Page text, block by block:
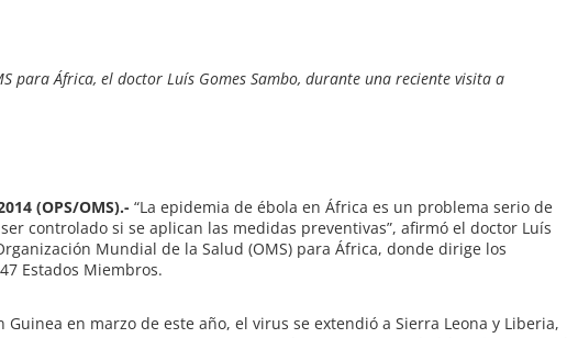
para África, el doctor Luís Gomes Sambo, durante una reciente visita a
(OPS/OMS).- “La epidemia de ébola en África es un problema serio de
controlado si se aplican las medidas preventivas”, afirmó el doctor Luís
Mundial de la Salud (OMS) para África, donde dirige los
Estados Miembros.
en marzo de este año, el virus se extendió a Sierra Leona y Liberia,